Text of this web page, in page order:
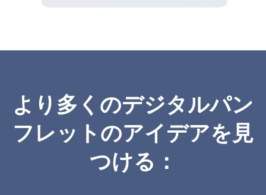
より多くのデジタルパン
フレットのアイデアを見
つける：